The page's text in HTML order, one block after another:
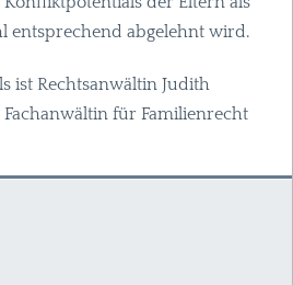
entsprechend abgelehnt wird.
ist Rechtsanwältin Judith
für Familienrecht